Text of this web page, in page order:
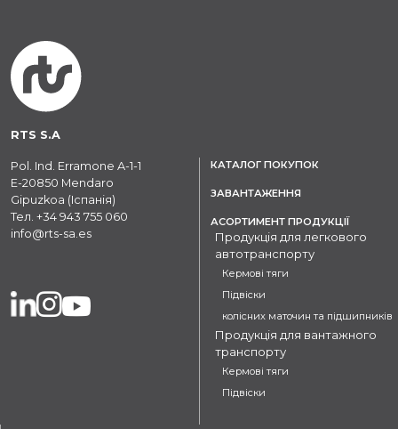
RTS S.A
Pol. Ind. Erramone A-1-1
E-20850 Mendaro
Gipuzkoa (Іспанія)
Тел. +34 943 755 060
info@rts-sa.es
КАТАЛОГ ПОКУПОК
ЗАВАНТАЖЕННЯ
АСОРТИМЕНТ ПРОДУКЦІЇ
Продукція для легкового
автотранспорту
Кермові тяги
Підвіски
колісних маточин та підшипників
Продукція для вантажного
транспорту
Кермові тяги
Підвіски